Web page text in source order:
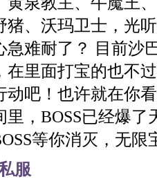
猪、沃玛卫士，光
急难耐了？ 目前沙
在里面打宝的也不
动吧！也许就在你
里，BOSS已经爆了
等你消灭，无限
服